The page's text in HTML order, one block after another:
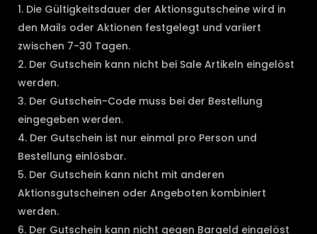
Die Gültigkeitsdauer der Aktionsgutscheine wird in
den Mails oder Aktionen festgelegt und variiert
zwischen 7-30 Tagen.
Der Gutschein kann nicht bei Sale Artikeln eingelöst
werden.
Der Gutschein-Code muss bei der Bestellung
eingegeben werden.
Der Gutschein ist nur einmal pro Person und
Bestellung einlösbar.
Der Gutschein kann nicht mit anderen
Aktionsgutscheinen oder Angeboten kombiniert
werden.
Der Gutschein kann nicht gegen Bargeld eingelöst